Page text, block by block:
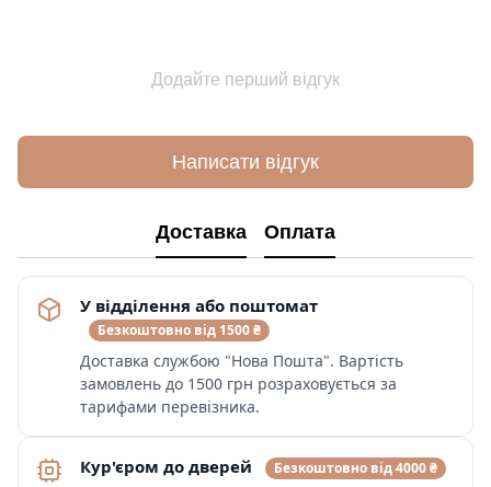
Додайте перший відгук
Написати відгук
Доставка Оплата
У відділення або поштомат
Безкоштовно від 1500 ₴
Доставка службою "Нова Пошта". Вартість
замовлень до 1500 грн розраховується за
тарифами перевізника.
Кур'єром до дверей Безкоштовно від 4000 ₴